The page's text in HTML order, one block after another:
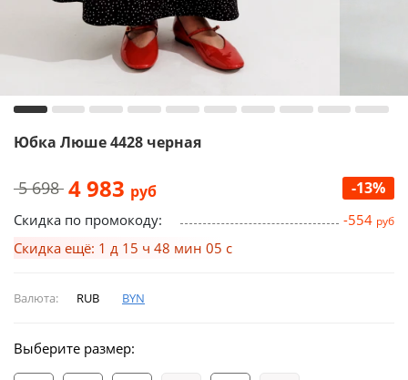
Юбка Люше 4428 черная
5 698 4 983 руб -13%
Скидка по промокоду: -554 руб
Скидка ещё: 1 д 15 ч 48 мин 04 с
Валюта: RUB BYN
Выберите размер: